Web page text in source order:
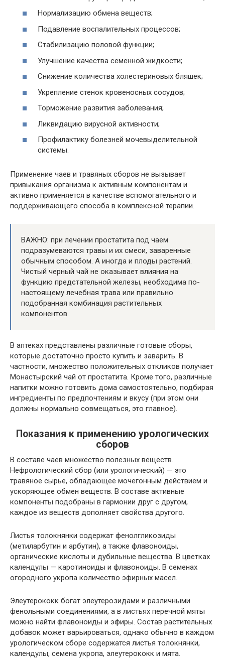
Нормализацию обмена веществ;
Подавление воспалительных процессов;
Стабилизацию половой функции;
Улучшение качества семенной жидкости;
Снижение количества холестериновых бляшек;
Укрепление стенок кровеносных сосудов;
Торможение развития заболевания;
Ликвидацию вирусной активности;
Профилактику болезней мочевыделительной
системы.
Применение чаев и травяных сборов не вызывает
привыкания организма к активным компонентам и
активно применяется в качестве вспомогательного и
поддерживающего способа в комплексной терапии.
ВАЖНО: при лечении простатита под чаем
подразумеваются травы и их смеси, заваренные
обычным способом. А иногда и плоды растений.
Чистый черный чай не оказывает влияния на
функцию предстательной железы, необходима по-
настоящему лечебная трава или правильно
подобранная комбинация растительных
компонентов.
В аптеках представлены различные готовые сборы,
которые достаточно просто купить и заварить. В
частности, множество положительных откликов получает
Монастырский чай от простатита. Кроме того, различные
напитки можно готовить дома самостоятельно, подбирая
ингредиенты по предпочтениям и вкусу (при этом они
должны нормально совмещаться, это главное).
Показания к применению урологических
сборов
В составе чаев множество полезных веществ.
Нефрологический сбор (или урологический) — это
травяное сырье, обладающее мочегонным действием и
ускоряющее обмен веществ. В составе активные
компоненты подобраны в гармонии друг с другом,
каждое из веществ дополняет свойства другого.
Листья толокнянки содержат фенолгликозиды
(метиларбутин и арбутин), а также флавоноиды,
органические кислоты и дубильные вещества. В цветках
календулы — каротиноиды и флавоноиды. В семенах
огородного укропа количество эфирных масел.
Элеутерококк богат элеутерозидами и различными
фенольными соединениями, а в листьях перечной мяты
можно найти флавоноиды и эфиры. Состав растительных
добавок может варьироваться, однако обычно в каждом
урологическом сборе содержатся листья толокнянки,
календулы, семена укропа, элеутерококк и мята.